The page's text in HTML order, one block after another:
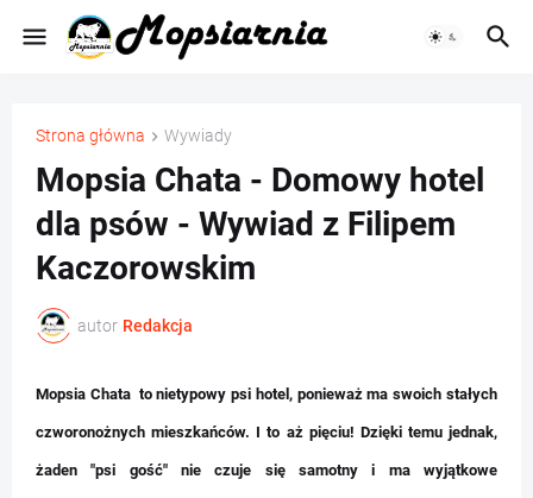
Strona główna Wywiady
Mopsia Chata - Domowy hotel
dla psów - Wywiad z Filipem
Kaczorowskim
autor Redakcja
Mopsia Chata to nietypowy psi hotel, ponieważ ma swoich stałych
czworonożnych mieszkańców. I to aż pięciu! Dzięki temu jednak,
żaden "psi gość" nie czuje się samotny i ma wyjątkowe